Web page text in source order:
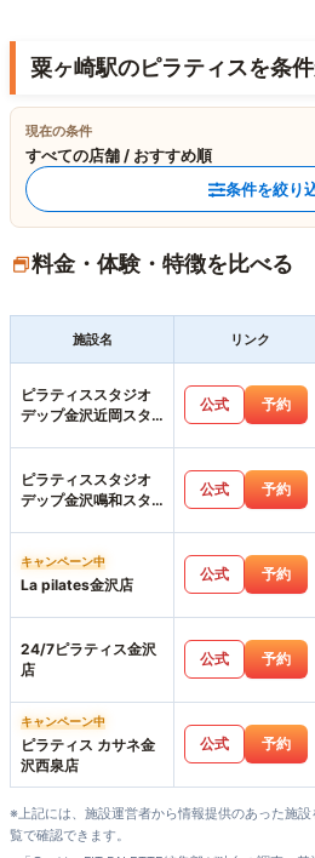
粟ヶ崎駅のピラティスを条
現在の条件
すべての店舗 / おすすめ順
条件を絞り
料金・体験・特徴を比べる
施設名 リンク
ピラティススタジオ
デップ金沢近岡スタ
公式 予約
ピラティススタジオ
デップ金沢鳴和スタ
公式 予約
キャンペーン中
La pilates金沢店
公式 予約
24/7ピラティス金沢
店
公式 予約
キャンペーン中
ピラティス カサネ金
沢西泉店
公式 予約
※上記には、施設運営者から情報提供のあった施
覧で確認できます。